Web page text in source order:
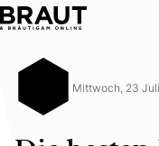
Die besten
Mittwoch, 23